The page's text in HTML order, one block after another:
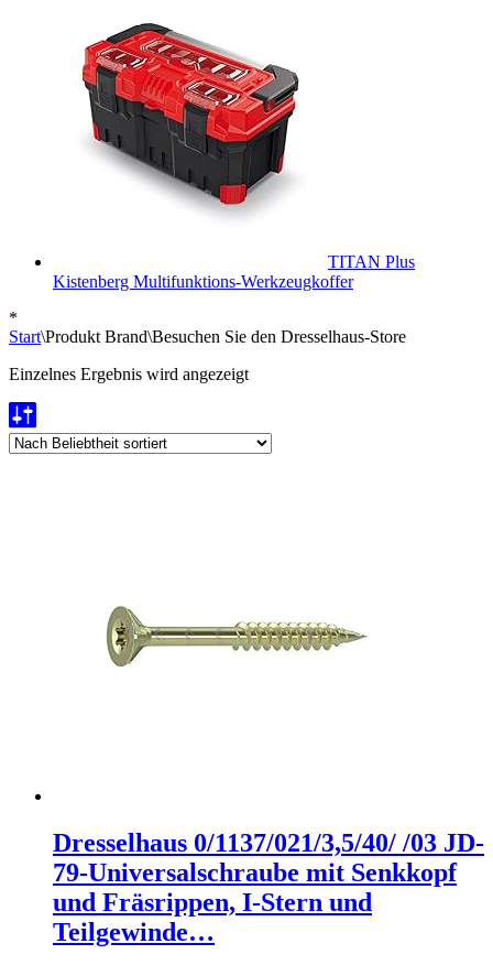
TITAN Plus
Kistenberg Multifunktions-Werkzeugkoffer
*
Start\Produkt Brand\Besuchen Sie den Dresselhaus-Store
Einzelnes Ergebnis wird angezeigt
Dresselhaus 0/1137/021/3,5/40/ /03 JD-
79-Universalschraube mit Senkkopf
und Fräsrippen, I-Stern und
Teilgewinde…